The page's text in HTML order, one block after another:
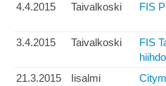
4.4.2015 Taivalkoski FIS
3.4.2015
Taivalkoski
FIS
21.3.2015
Iisalmi